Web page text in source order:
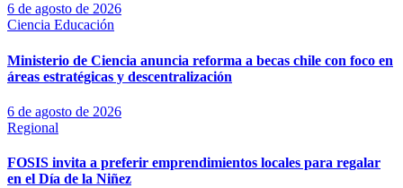
6 de agosto de 2026
Ciencia Educación
Ministerio de Ciencia anuncia reforma a becas chile con foco en
áreas estratégicas y descentralización
6 de agosto de 2026
Regional
FOSIS invita a preferir emprendimientos locales para regalar
en el Día de la Niñez